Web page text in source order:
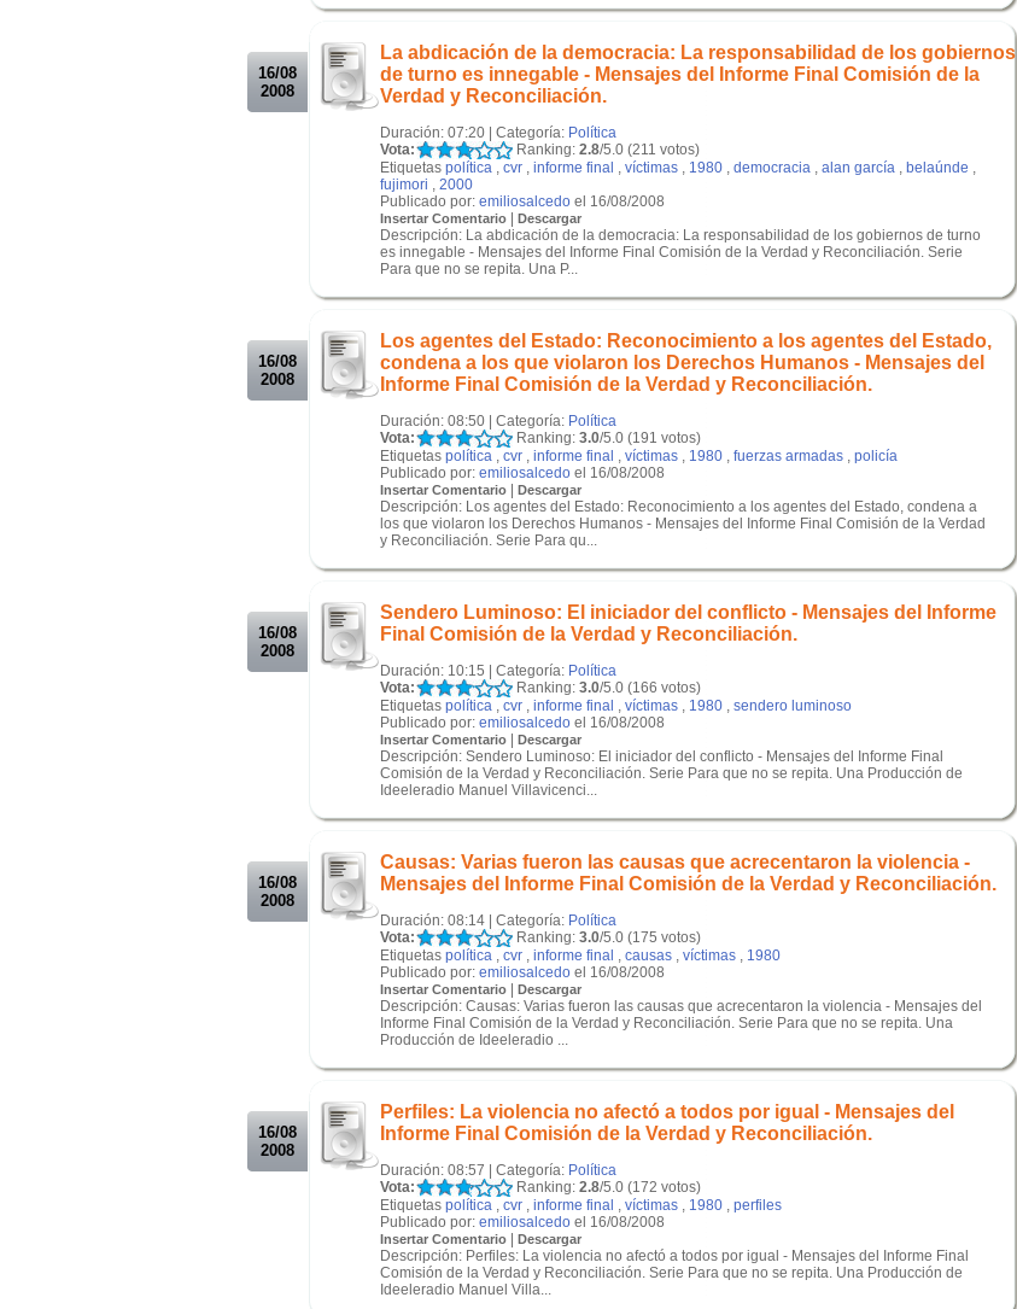
16/08
2008
La abdicación de la democracia: La responsabilidad de los gobiernos
de turno es innegable - Mensajes del Informe Final Comisión de la
Verdad y Reconciliación.
Duración: 07:20 | Categoría: Política
Vota:
Ranking: 2.8/5.0 (211 votos)
Etiquetas política , cvr , informe final , víctimas , 1980 , democracia , alan garcía , belaúnde ,
fujimori , 2000
Publicado por: emiliosalcedo el 16/08/2008
Insertar Comentario | Descargar
Descripción: La abdicación de la democracia: La responsabilidad de los gobiernos de turno
es innegable - Mensajes del Informe Final Comisión de la Verdad y Reconciliación. Serie
Para que no se repita. Una P...
16/08
2008
Los agentes del Estado: Reconocimiento a los agentes del Estado,
condena a los que violaron los Derechos Humanos - Mensajes del
Informe Final Comisión de la Verdad y Reconciliación.
Duración: 08:50 | Categoría: Política
Vota:
Ranking: 3.0/5.0 (191 votos)
Etiquetas política , cvr , informe final , víctimas , 1980 , fuerzas armadas , policía
Publicado por: emiliosalcedo el 16/08/2008
Insertar Comentario | Descargar
Descripción: Los agentes del Estado: Reconocimiento a los agentes del Estado, condena a
los que violaron los Derechos Humanos - Mensajes del Informe Final Comisión de la Verdad
y Reconciliación. Serie Para qu...
16/08
2008
Sendero Luminoso: El iniciador del conflicto - Mensajes del Informe
Final Comisión de la Verdad y Reconciliación.
Duración: 10:15 | Categoría: Política
Vota:
Ranking: 3.0/5.0 (166 votos)
Etiquetas política , cvr , informe final , víctimas , 1980 , sendero luminoso
Publicado por: emiliosalcedo el 16/08/2008
Insertar Comentario | Descargar
Descripción: Sendero Luminoso: El iniciador del conflicto - Mensajes del Informe Final
Comisión de la Verdad y Reconciliación. Serie Para que no se repita. Una Producción de
Ideeleradio Manuel Villavicenci...
16/08
2008
Causas: Varias fueron las causas que acrecentaron la violencia -
Mensajes del Informe Final Comisión de la Verdad y Reconciliación.
Duración: 08:14 | Categoría: Política
Vota:
Ranking: 3.0/5.0 (175 votos)
Etiquetas política , cvr , informe final , causas , víctimas , 1980
Publicado por: emiliosalcedo el 16/08/2008
Insertar Comentario | Descargar
Descripción: Causas: Varias fueron las causas que acrecentaron la violencia - Mensajes del
Informe Final Comisión de la Verdad y Reconciliación. Serie Para que no se repita. Una
Producción de Ideeleradio ...
16/08
2008
Perfiles: La violencia no afectó a todos por igual - Mensajes del
Informe Final Comisión de la Verdad y Reconciliación.
Duración: 08:57 | Categoría: Política
Vota:
Ranking: 2.8/5.0 (172 votos)
Etiquetas política , cvr , informe final , víctimas , 1980 , perfiles
Publicado por: emiliosalcedo el 16/08/2008
Insertar Comentario | Descargar
Descripción: Perfiles: La violencia no afectó a todos por igual - Mensajes del Informe Final
Comisión de la Verdad y Reconciliación. Serie Para que no se repita. Una Producción de
Ideeleradio Manuel Villa...